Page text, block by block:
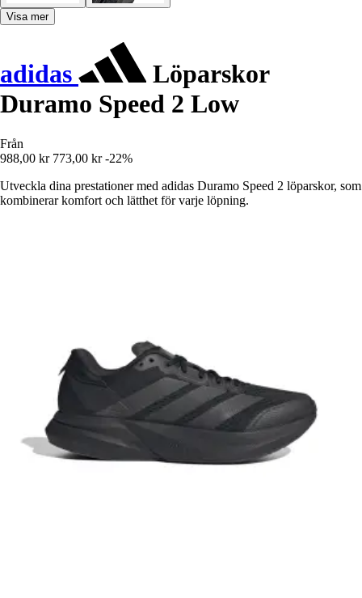
Visa mer
adidas
Löparskor
Duramo Speed 2 Low
Från
988,00 kr 773,00 kr -22%
Utveckla dina prestationer med adidas Duramo Speed 2 löparskor, som
kombinerar komfort och lätthet för varje löpning.